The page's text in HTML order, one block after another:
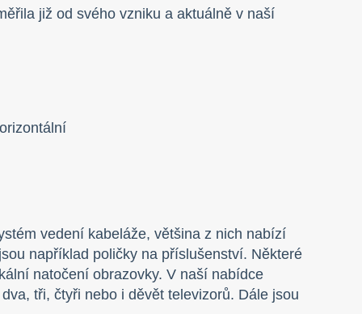
již od svého vzniku a aktuálně v naší
vedení kabeláže, většina z nich nabízí
například poličky na příslušenství. Některé
natočení obrazovky. V naší nabídce
tři, čtyři nebo i děvět televizorů. Dále jsou